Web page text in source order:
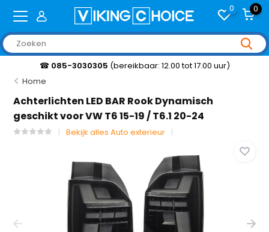
0 0
☎ 085-3030305 (bereikbaar: 12.00 tot 17.00 uur)
Home
Achterlichten LED BAR Rook Dynamisch
geschikt voor VW T6 15-19 / T6.1 20-24
Bekijk alles Auto exterieur